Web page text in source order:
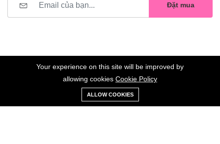
Đặt mua
©2023 Hoa Nelly . All Rights Reserved.
0
Xe
đẩy
Danh sách
yêu thích
Your experience on this site will be improved by
allowing cookies Cookie Policy
ALLOW COOKIES